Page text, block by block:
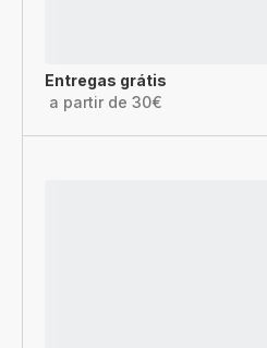
Entregas grátis
a partir de 30€